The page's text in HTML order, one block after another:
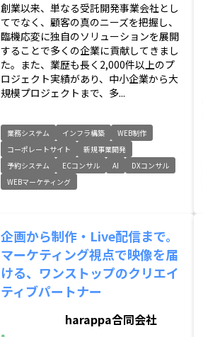
創業以来、単なる受託開発事業会社とし
てでなく、顧客の真のニーズを把握し、
臨機応変に独自のソリューションを展開
することで多くの企業に貢献してきまし
た。また、業歴も長く2,000件以上のプ
ロジェクト実績があり、中小企業から大
規模プロジェクトまで、多...
業務システム インフラ構築
WEB制作
コーポレートサイト
新規事業開発
予約システム
ECコンサル AI
DXコンサル
WEBマーケティング
企画から制作・Live配信まで。
マーケティング視点で映像を届
ける、ワンストップのクリエイ
ティブパートナー
harappa合同会社